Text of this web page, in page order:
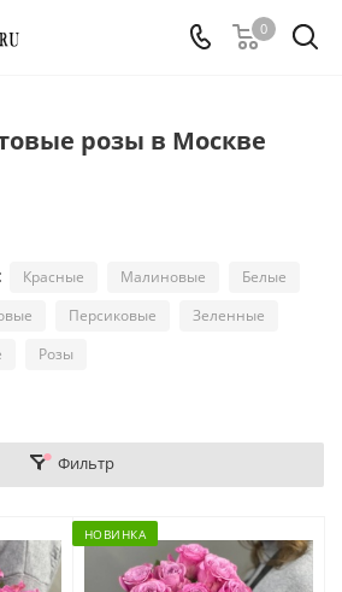
0
розы в Москве
Красные Малиновые
Белые
Персиковые
Зеленные
Розы
Фильтр
НОВИНКА